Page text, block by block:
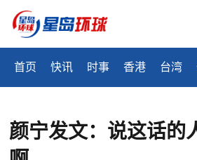
首页 快讯 时事 香港 台湾
颜宁发文：说这话的